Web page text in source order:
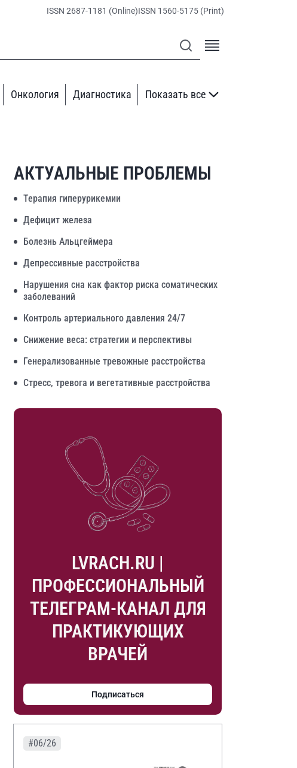
ISSN 2687-1181 (Online)ISSN 1560-5175 (Print)
Онкология Диагностика Показать все
АКТУАЛЬНЫЕ ПРОБЛЕМЫ
Терапия гиперурикемии
Дефицит железа
Болезнь Альцгеймера
Депрессивные расстройства
Нарушения сна как фактор риска соматических
заболеваний
Контроль артериального давления 24/7
Снижение веса: стратегии и перспективы
Генерализованные тревожные расстройства
Стресс, тревога и вегетативные расстройства
LVRACH.RU |
ПРОФЕССИОНАЛЬНЫЙ
ТЕЛЕГРАМ-КАНАЛ ДЛЯ
ПРАКТИКУЮЩИХ
ВРАЧЕЙ
Подписаться
#06/26